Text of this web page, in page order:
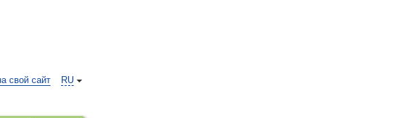
RU
свой сайт